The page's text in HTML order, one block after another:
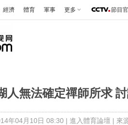
經濟 體育 軍事 更多 節目
人無法確定禪師所求
年04月10日 08:30 | 進入體育論壇 | 來